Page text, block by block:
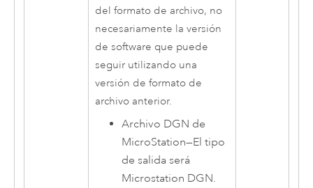
del formato de archivo, no
necesariamente la versión
de software que puede
seguir utilizando una
versión de formato de
archivo anterior.
Archivo DGN de
MicroStation—El tipo
de salida será
Microstation DGN.